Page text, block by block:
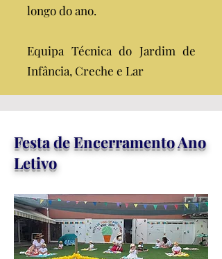
longo do ano.
Equipa Técnica do Jardim de
Infância, Creche e Lar
Festa de Encerramento Ano
Letivo